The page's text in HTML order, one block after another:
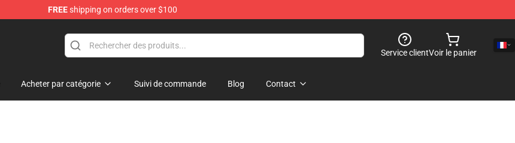
FREEshipping on orders over $100
Service clientVoir le panier
Acheter par catégorie Suivi de commande Blog Contact